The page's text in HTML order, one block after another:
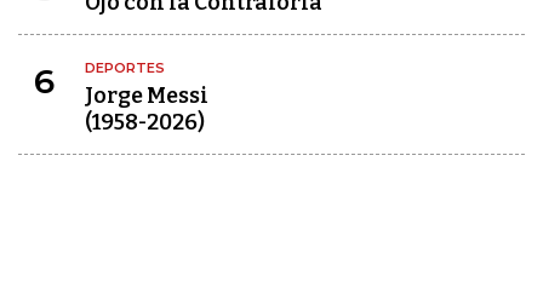
6 DEPORTES
Jorge Messi
(1958-2026)